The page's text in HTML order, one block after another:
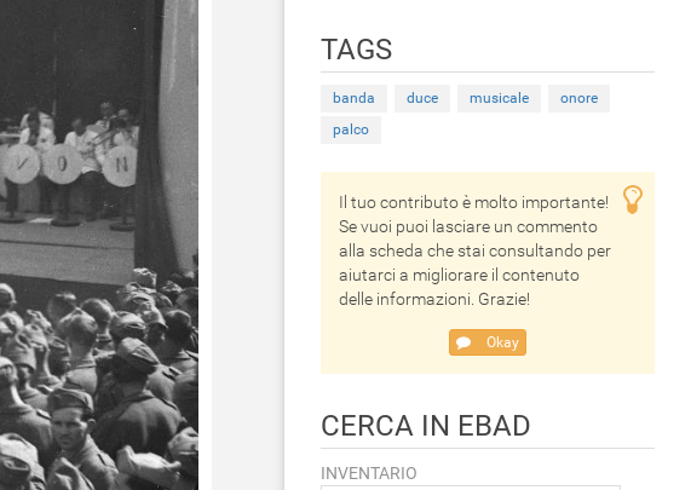
TAGS
banda duce musicale
onore
palco
Il tuo contributo è molto importante!
Se vuoi puoi lasciare un commento
alla scheda che stai consultando per
aiutarci a migliorare il contenuto
delle informazioni. Grazie!
Okay
CERCA IN EBAD
INVENTARIO